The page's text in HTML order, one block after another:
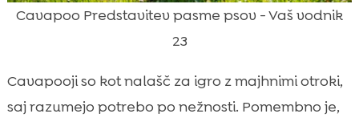
Cavapoo Predstavitev pasme psov - Vaš vodnik
23
Cavapooji so kot nalašč za igro z majhnimi otroki,
saj razumejo potrebo po nežnosti. Pomembno je,